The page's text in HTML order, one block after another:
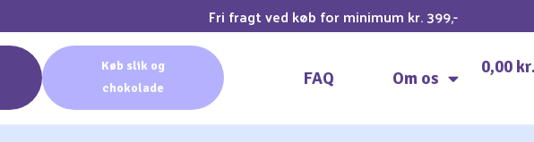
Fri fragt ved køb for minimum kr. 399,-
Køb slik og
chokolade
FAQ Om os
0,00